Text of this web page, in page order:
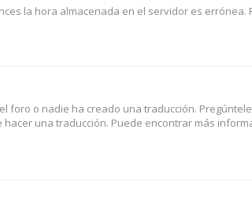
la hora almacenada en el servidor es errónea.
o nadie ha creado una traducción.
una traducción. Puede encontrar más